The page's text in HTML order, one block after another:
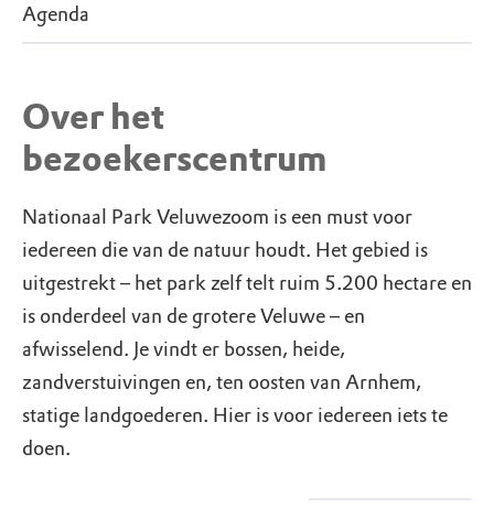
Agenda
Over het
bezoekerscentrum
Nationaal Park Veluwezoom is een must voor
iedereen die van de natuur houdt. Het gebied is
uitgestrekt – het park zelf telt ruim 5.200 hectare en
is onderdeel van de grotere Veluwe – en
afwisselend. Je vindt er bossen, heide,
zandverstuivingen en, ten oosten van Arnhem,
statige landgoederen. Hier is voor iedereen iets te
doen.